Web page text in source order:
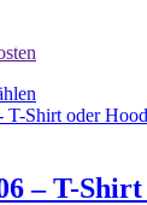
Produkt
Varianten
– T-